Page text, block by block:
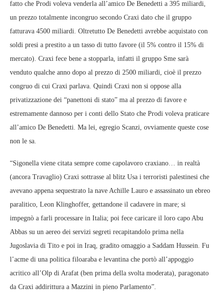
fatto che Prodi voleva venderla all’amico De Benedetti a 395 miliardi,
un prezzo totalmente incongruo secondo Craxi dato che il gruppo
fatturava 4500 miliardi. Oltretutto De Benedetti avrebbe acquistato con
soldi presi a prestito a un tasso di tutto favore (il 5% contro il 15% di
mercato). Craxi fece bene a stopparla, infatti il gruppo Sme sarà
venduto qualche anno dopo al prezzo di 2500 miliardi, cioè il prezzo
congruo di cui Craxi parlava. Quindi Craxi non si oppose alla
privatizzazione dei “panettoni di stato” ma al prezzo di favore e
estremamente dannoso per i conti dello Stato che Prodi voleva praticare
all’amico De Benedetti. Ma lei, egregio Scanzi, ovviamente queste cose
non le sa.
“Sigonella viene citata sempre come capolavoro craxiano… in realtà
(ancora Travaglio) Craxi sottrasse al blitz Usa i terroristi palestinesi che
avevano appena sequestrato la nave Achille Lauro e assassinato un ebreo
paralitico, Leon Klinghoffer, gettandone il cadavere in mare; si
impegnò a farli processare in Italia; poi fece caricare il loro capo Abu
Abbas su un aereo dei servizi segreti recapitandolo prima nella
Jugoslavia di Tito e poi in Iraq, gradito omaggio a Saddam Hussein. Fu
l’acme di una politica filoaraba e levantina che portò all’appoggio
acritico all’Olp di Arafat (ben prima della svolta moderata), paragonato
da Craxi addirittura a Mazzini in pieno Parlamento”.